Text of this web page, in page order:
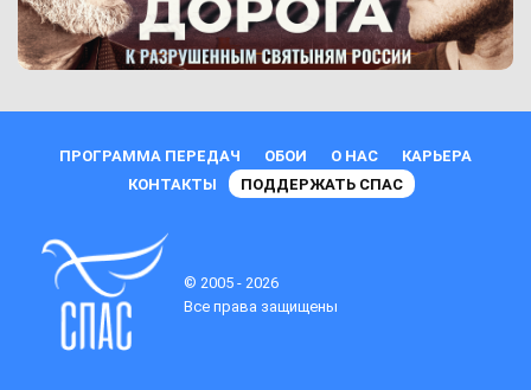
ПРОГРАММА ПЕРЕДАЧ ОБОИ О НАС
КАРЬЕРА
КОНТАКТЫ
ПОДДЕРЖАТЬ СПАС
© 2005 - 2026
Все права защищены